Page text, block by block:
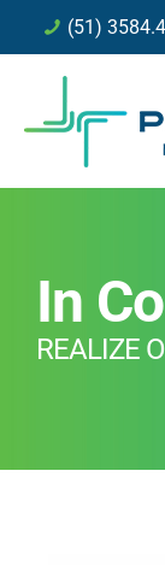
(51)
In
REALIZE